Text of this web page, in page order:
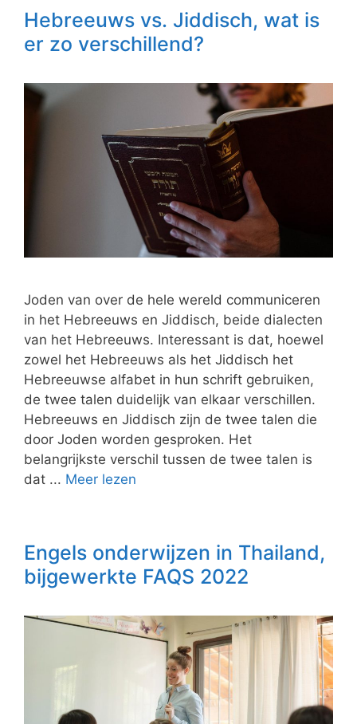
Hebreeuws vs. Jiddisch, wat is
er zo verschillend?
Joden van over de hele wereld communiceren
in het Hebreeuws en Jiddisch, beide dialecten
van het Hebreeuws. Interessant is dat, hoewel
zowel het Hebreeuws als het Jiddisch het
Hebreeuwse alfabet in hun schrift gebruiken,
de twee talen duidelijk van elkaar verschillen.
Hebreeuws en Jiddisch zijn de twee talen die
door Joden worden gesproken. Het
belangrijkste verschil tussen de twee talen is
dat ... Meer lezen
Engels onderwijzen in Thailand,
bijgewerkte FAQS 2022